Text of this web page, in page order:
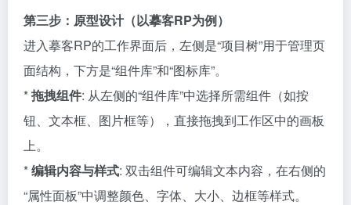
第三步：原型设计（以摹客RP为例）
进入摹客RP的工作界面后，左侧是“项目树”用于管理页
面结构，下方是“组件库”和“图标库”。
*拖拽组件: 从左侧的“组件库”中选择所需组件（如按
钮、文本框、图片框等），直接拖拽到工作区中的画板
上。
*编辑内容与样式: 双击组件可编辑文本内容，在右侧的
“属性面板”中调整颜色、字体、大小、边框等样式。